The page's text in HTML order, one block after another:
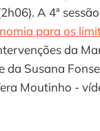
A 4ª
para os
da
da Susana
Moutinho -